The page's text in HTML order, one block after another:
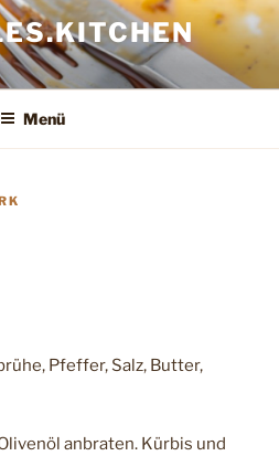
Menü
Pfeffer, Salz, Butter,
anbraten. Kürbis und